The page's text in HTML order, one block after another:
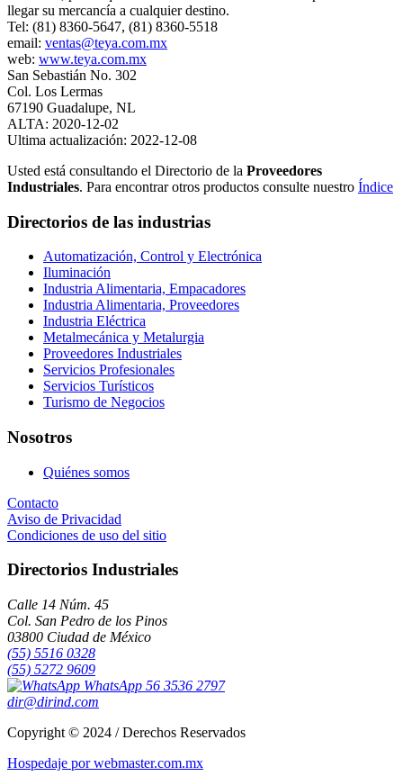
llegar su mercancía a cualquier destino.
Tel: (81) 8360-5647, (81) 8360-5518
email: ventas@teya.com.mx
web: www.teya.com.mx
San Sebastián No. 302
Col. Los Lermas
67190 Guadalupe, NL
ALTA: 2020-12-02
Ultima actualización: 2022-12-08
Usted está consultando el Directorio de la Proveedores
Industriales. Para encontrar otros productos consulte nuestro Índice
Directorios de las industrias
Automatización, Control y Electrónica
Iluminación
Industria Alimentaria, Empacadores
Industria Alimentaria, Proveedores
Industria Eléctrica
Metalmecánica y Metalurgia
Proveedores Industriales
Servicios Profesionales
Servicios Turísticos
Turismo de Negocios
Nosotros
Quiénes somos
Contacto
Aviso de Privacidad
Condiciones de uso del sitio
Directorios Industriales
Calle 14 Núm. 45
Col. San Pedro de los Pinos
03800 Ciudad de México
(55) 5516 0328
(55) 5272 9609
WhatsApp 56 3536 2797
dir@dirind.com
Copyright © 2024 / Derechos Reservados
Hospedaje por webmaster.com.mx